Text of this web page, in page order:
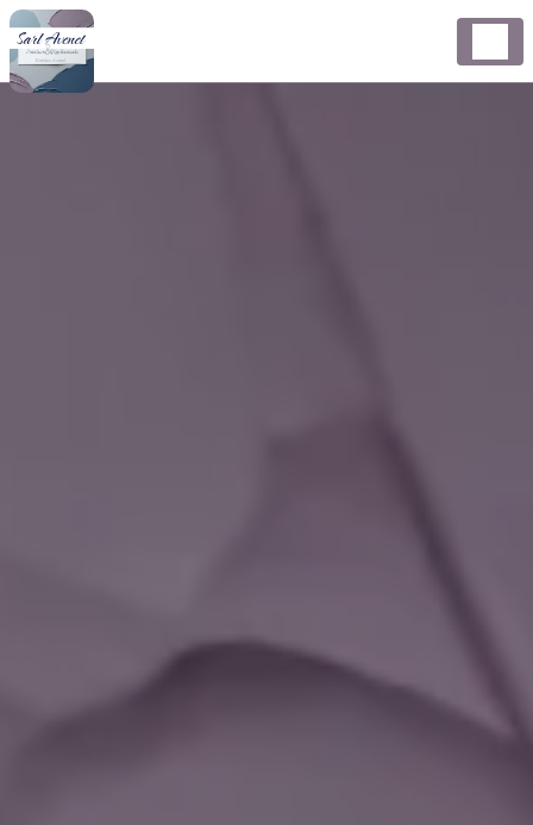
Panneau de gestion des cookies